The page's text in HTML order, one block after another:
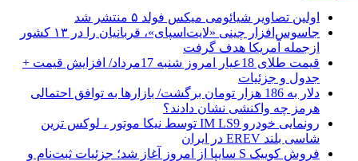
اولین تصاویر شیائومی میکس فولد ۵ منتشر شد
جاسوس‌افزار چینی «لایت‌اسپای»، قربانیان را در ۱۳ کشور
ازجمله آمریکا هدف گرفت
قیمت طلای 18عیار امروز شنبه 17مرداد/ افزایش قیمت +
جدول و جزئیات
دلار به 186 هزار تومان برگشت/ بازارها به توافق احتمالی
هرمز چه واکنشی نشان دادند؟
رونمایی خودرو IM LS9 توسط نیکا موتور ، لوکس ترین
شاسی بلند EREV در ایران
فروش کوییک S سایپا از امروز آغاز شد؛ جزئیات ثبت‌نام و